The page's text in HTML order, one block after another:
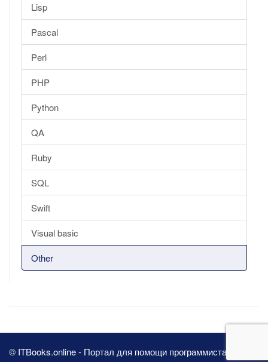
Lisp
Pascal
Perl
PHP
Python
QA
Ruby
SQL
Swift
Visual basic
Other
© ITBooks.online - Портал для помощи программистам 2026